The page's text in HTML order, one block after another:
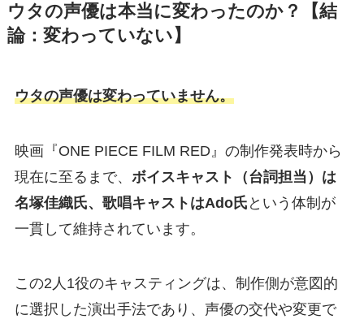
ウタの声優は本当に変わったのか？【結
論：変わっていない】
ウタの声優は変わっていません。
映画『ONE PIECE FILM RED』の制作発表時から
現在に至るまで、 ボイスキャスト（台詞担当）は
名塚佳織氏、歌唱キャストはAdo氏 という体制が
一貫して維持されています。
この2人1役のキャスティングは、制作側が意図的
に選択した演出手法であり、声優の交代や変更で